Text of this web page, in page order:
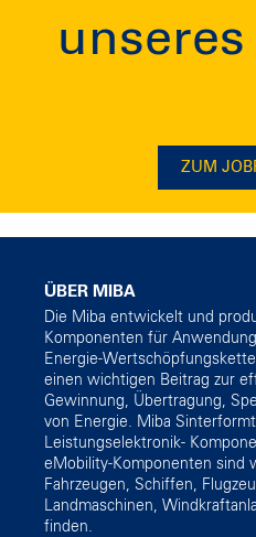
ZUM
ÜBER MIBA
Die Miba entwickelt und
Komponenten für
Energie-
einen wichtigen Beitrag zur
Gewinnung, Übertragung,
von Energie. Miba
Leistungselektronik-
eMobility-Komponenten sind
Fahrzeugen, Schiffen,
Landmaschinen,
finden.